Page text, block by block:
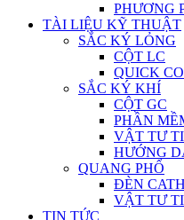
PHƯƠNG
TÀI LIỆU KỸ THUẬT
SẮC KÝ LỎNG
CỘT LC
QUICK
SẮC KÝ KHÍ
CỘT GC
PHẦN
VẬT TƯ
HƯỚNG
QUANG PHỔ
ĐÈN
VẬT TƯ
TIN TỨC